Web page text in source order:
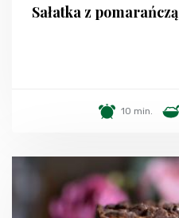
Sałatka z pomarańczą
10 min.